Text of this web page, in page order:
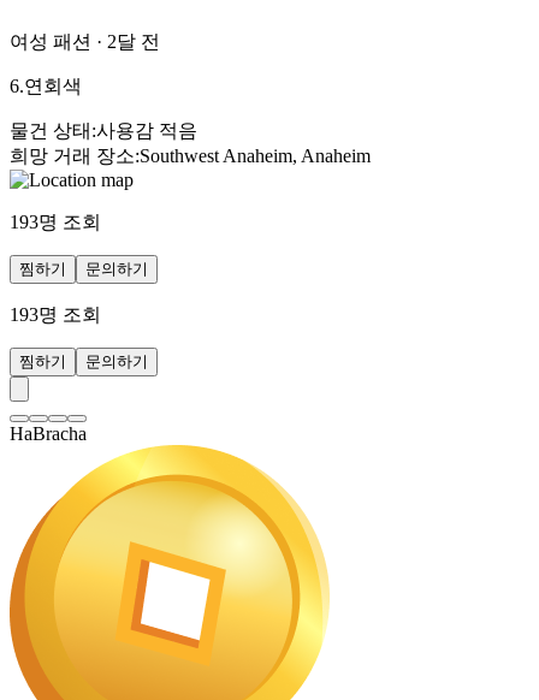
여성 패션 · 2달 전
6.연회색
물건 상태 :사용감 적음
희망 거래 장소:Southwest Anaheim, Anaheim
193명 조회
찜하기 문의하기
193명 조회
찜하기 문의하기
HaBracha